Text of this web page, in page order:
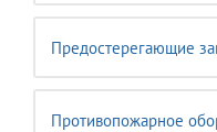
Предостерегающие
Противопожарное